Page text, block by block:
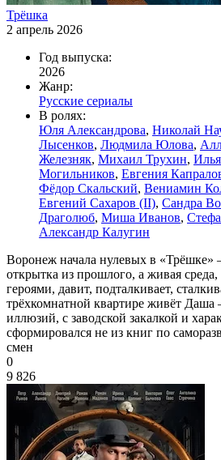
Трёшка
2 апрель 2026
Год выпуска:
2026
Жанр:
Русские сериалы
В ролях:
Юля Александрова, Николай
Лысенков, Людмила Юлова,
Железняк, Михаил Трухин,
Могильников, Евгения
Фёдор Скальский, Вениамин
Евгений Сахаров (II), Сандра
Драголюб, Миша Иванов,
Александр Калугин
Воронеж начала нулевых в «Трёшке»
открытка из прошлого, а живая
героями, давит, подталкивает,
трёхкомнатной квартире живёт
иллюзий, с заводской закалкой и
сформировался не из книг по
смен
0
9 826